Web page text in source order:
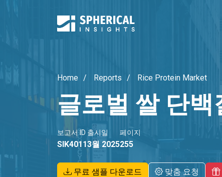
Home Reports Rice Protein Market
글로벌 쌀 단백
보고서 ID
SIK4011
출시일
3월 2025
페이지
255
무료 샘플 다운로드 맞춤 요청